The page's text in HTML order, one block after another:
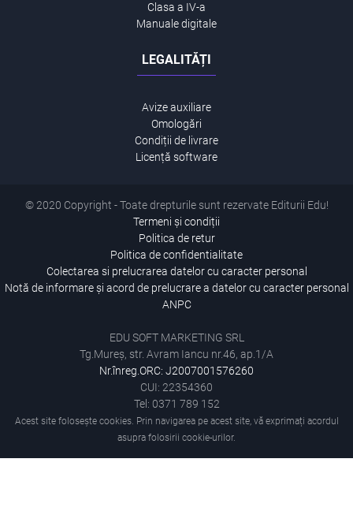
Clasa a IV-a
Manuale digitale
LEGALITĂȚI
Avize auxiliare
Omologări
Condiții de livrare
Licență software
© 2020 Copyright - Toate drepturile sunt rezervate Editurii Edu!
Termeni și condiții
Politica de retur
Politica de confidentialitate
Colectarea si prelucrarea datelor cu caracter personal
Notă de informare și acord de prelucrare a datelor cu caracter personal
ANPC
EDU SOFT MARKETING SRL
Tg.Mureș, str. Avram Iancu nr.46, ap.1/A
Nr.înreg.ORC: J2007001576260
CUI: 22354360
Tel: 0371 789 152
Acest site folosește cookies. Prin navigarea pe acest site, vă exprimați acordul
asupra folosirii cookie-urilor.